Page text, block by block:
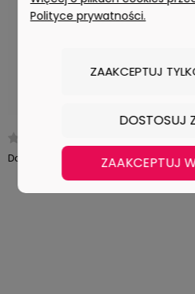
Dostępność: duża ilość
Polityce prywatności.
ZAAKCEPTUJ
DOSTOSUJ
ZAAKCEPTUJ